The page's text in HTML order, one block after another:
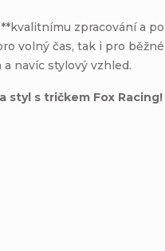
zpracování a
volný čas, tak i pro
navíc stylový vzhled.
styl s tričkem Fox Racing!